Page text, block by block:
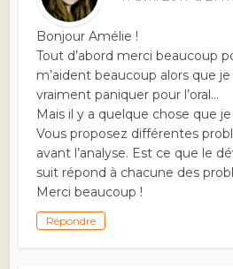
Bonjour Amélie !
Tout d’abord merci beaucoup
m’aident beaucoup alors que
vraiment paniquer pour l’oral…
Mais il y a quelque chose que je
Vous proposez différentes
avant l’analyse. Est ce que le
suit répond à chacune des
Merci beaucoup !
Répondre